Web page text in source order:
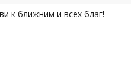
к ближним и всех благ!